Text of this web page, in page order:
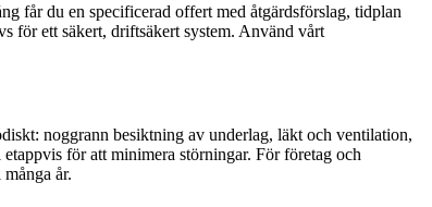
får du en specificerad offert med åtgärdsförslag, tidplan
för ett säkert, driftsäkert system. Använd vårt
noggrann besiktning av underlag, läkt och ventilation,
för att minimera störningar. För företag och
år.